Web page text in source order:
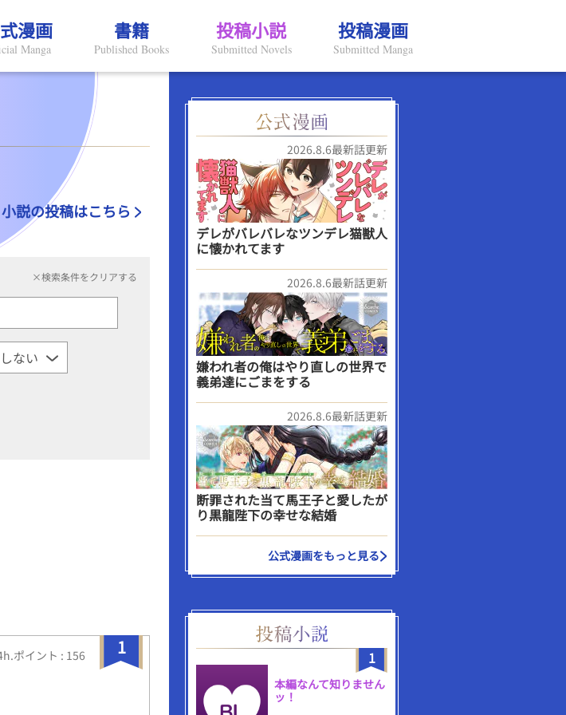
漫画
Manga
書籍
Published Books
投稿小説
Submitted Novels
投稿漫画
Submitted Manga
小説の投稿はこちら
×検索条件をクリアする
1
ポイント : 156
2026.8.6最新話更新
デレがバレバレなツンデレ猫獣人
に懐かれてます
2026.8.6最新話更新
嫌われ者の俺はやり直しの世界で
義弟達にごまをする
2026.8.6最新話更新
断罪された当て馬王子と愛したが
り黒龍陛下の幸せな結婚
公式漫画をもっと見る
1
本編なんて知りません
ッ！